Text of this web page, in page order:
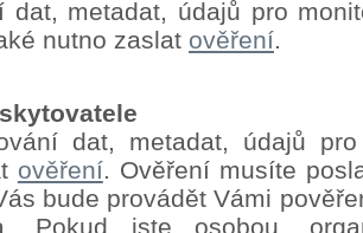
dat, metadat, údajů pro
nutno zaslat ověření.
dat, metadat, údajů
ověření. Ověření musíte
bude provádět Vámi
Pokud jste osobou,